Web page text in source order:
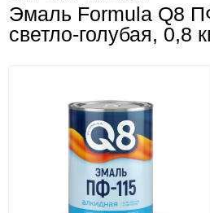
Эмаль Formula Q8
светло-голубая, 0,8